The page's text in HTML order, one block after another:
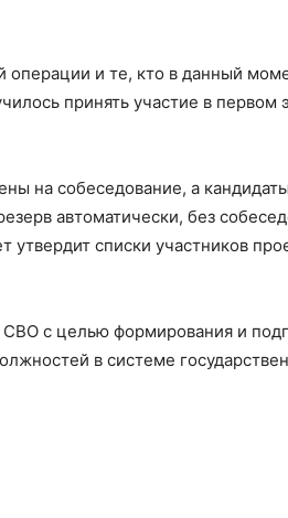
и те, кто в данный
принять участие в первом
на собеседование, а
автоматически, без
списки участников
СВО с целью формирования и
в системе